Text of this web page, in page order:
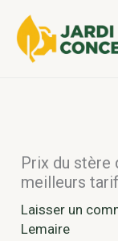
contenu
Prix du stère
meilleurs
Laisser un
Lemaire